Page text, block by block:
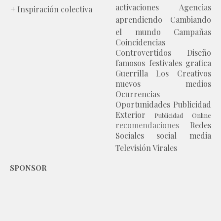
+ Inspiración colectiva activaciones
Agencias
aprendiendo
Cambiando
el mundo
Campañas
Coincidencias
Controvertidos
Diseño
famosos festivales grafica
Guerrilla
Los Creativos
nuevos medios
Ocurrencias
Oportunidades Publicidad
Exterior
Publicidad Online
recomendaciones
Redes
Sociales
social media
TelevisiónVirales
SPONSOR